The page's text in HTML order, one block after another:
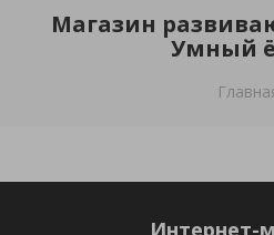
Магазин
Умный
Интернет-